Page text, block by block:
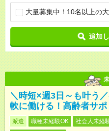
大量募集中！10名以上の
追加
＼時短×週3日～も叶う
軟に働ける！高齢者サポ
派遣 職種未経験OK 社会人未経